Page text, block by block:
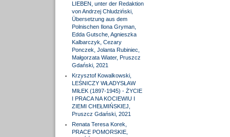
LIEBEN, unter der Redaktion
von Andrzej Chludziński,
Übersetzung aus dem
Polnischen Ilona Gryman,
Edda Gutsche, Agnieszka
Kalbarczyk, Cezary
Ponczek, Jolanta Rubiniec,
Małgorzata Wiater, Pruszcz
Gdański, 2021
Krzysztof Kowalkowski,
LEŚNICZY WŁADYSŁAW
MIŁEK (1897-1945) - ŻYCIE
I PRACA NA KOCIEWIU I
ZIEMI CHEŁMIŃSKIEJ,
Pruszcz Gdański, 2021
Renata Teresa Korek,
PRACE POMORSKIE,